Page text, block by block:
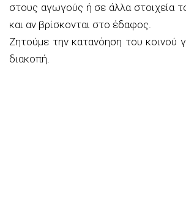
στους αγωγούς ή σε άλλα στοιχεία
και αν βρίσκονται στο έδαφος.
Ζητούμε την κατανόηση του κοινού
διακοπή.